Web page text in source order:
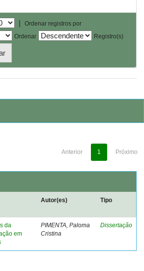
|
Ordenar registros por
Ordenar
Registro(s)
Anterior 1 Próximo
Autor(es) Tipo
da
em
PIMENTA, Paloma
Cristina
Dissertação